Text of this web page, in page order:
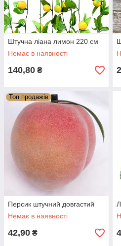
Штучна ліана лимон 220 см
Немає в наявності
140,80 ₴
Топ продажів
Персик штучний довгастий
Немає в наявності
42,90 ₴